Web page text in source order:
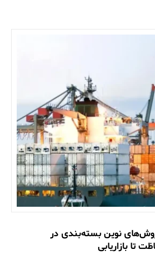
روش‌های نوین بسته‌بندی در
تا بازاریابی